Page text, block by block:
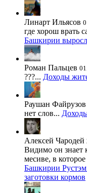
Линарт Ильясов
где хорош врать
Башкирии
Роман Пальцев
???... Доходы
Раушан Файрузов
нет слов...
Алексей Чародей
Видимо он знает
месиве, в
Башкирии
заготовки кормов